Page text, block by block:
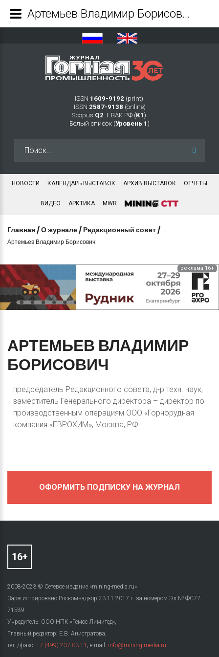
ISSN 1609-9192 (print)
ISSN 2587-9138 (online)
Scopus Q2 Ι ВАК РФ (K1 )
Белый список (Уровень 1 )
НОВОСТИ КАЛЕНДАРЬ ВЫСТАВОК АРХИВ ВЫСТАВОК ОТЧЕТЫ
ВИДЕО АРКТИКА MWR
Главная /О журнале / Редакционный совет /
Артемьев Владимир Борисович
реклама 16+
АРТЕМЬЕВ ВЛАДИМИР
БОРИСОВИЧ
председатель Редакционного совета, д-р техн. наук,
заместитель Генерального директора – директор по
производственным операциям ООО «Горнорудная
компания «ЕВРОХИМ», Москва, РФ
ОФОРМИТЬ ПОДПИСКУ НА ЖУРНАЛ
2008-2023 © Сетевое издание «mining-media.ru»
Зарегистрировано Роскомнадзор 23.11.2017 г. за номером Эл № ФС77-
71589
Учредитель: ООО НПК «Гемос Лимитед»,
Главный редактор: Е.В. Анистратова,
тел./факс: +7 (499) 237-03-11 ; e-mail: info@mining-media.ru
Артемьев Владимир Борисович - Журнал Горная промышленность